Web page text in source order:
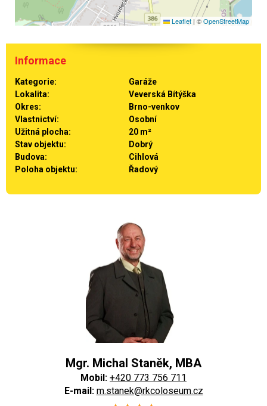
Leaflet | ©OpenStreetMap
Informace
Kategorie:
Garáže
Lokalita:
Veverská Bítýška
Okres:
Brno-venkov
Vlastnictví:
Osobní
Užitná plocha:
20 m²
Stav objektu:
Dobrý
Budova:
Cihlová
Poloha objektu:
Řadový
Mgr. Michal Staněk, MBA
Mobil: +420 773 756 711
E-mail: m.stanek@rkcoloseum.cz